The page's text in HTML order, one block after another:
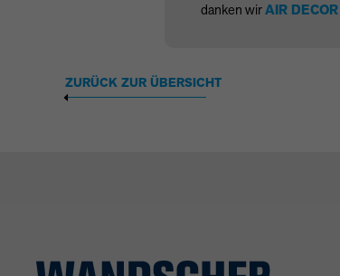
danken wirAIR DECOR
ZURÜCK ZUR ÜBERSICHT